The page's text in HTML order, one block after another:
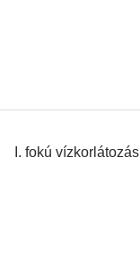
I. fokú vízkorlátozás